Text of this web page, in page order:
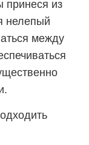
принеся из
нелепый
между